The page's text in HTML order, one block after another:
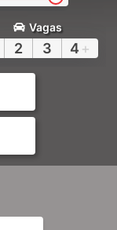
Vagas
2 3 4 +